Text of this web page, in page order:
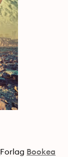
Forlag Bookea